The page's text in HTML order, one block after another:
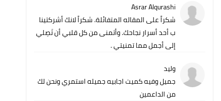
Asrar Alqurashi
شكراً على المقاله المتفائلة. شكراً لانك أشركتينا
ب أحد أسرار نجاحك. وأتمنى من كل قلبي أن تَصِلي
إلى أجمل مما تمنيتي .
وليد
جميل وفيه كميت اجابيه جميله استمري ونحن لك
من الداعمين